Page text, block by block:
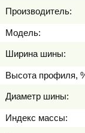
Производитель:
Модель:
Ширина шины:
Высота профиля,
Диаметр шины:
Индекс массы: